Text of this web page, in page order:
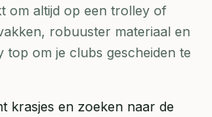
om altijd op een trolley of
robuuster materiaal en
top om je clubs gescheiden te
krasjes en zoeken naar de